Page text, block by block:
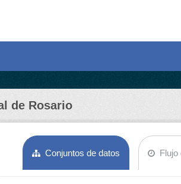
de Rosario
Conjuntos de datos Flujo